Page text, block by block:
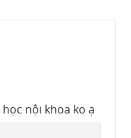
nội khoa ko ạ